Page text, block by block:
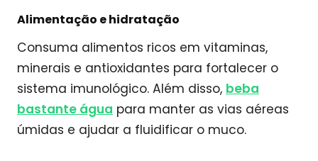
Alimentação e hidratação
Consuma alimentos ricos em vitaminas,
minerais e antioxidantes para fortalecer o
sistema imunológico. Além disso, beba
bastante água para manter as vias aéreas
úmidas e ajudar a fluidificar o muco.